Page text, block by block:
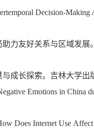
Decision-
力友好关系与区域发展
成长探索。吉林大学出版
Emotions in China
Does Internet Use